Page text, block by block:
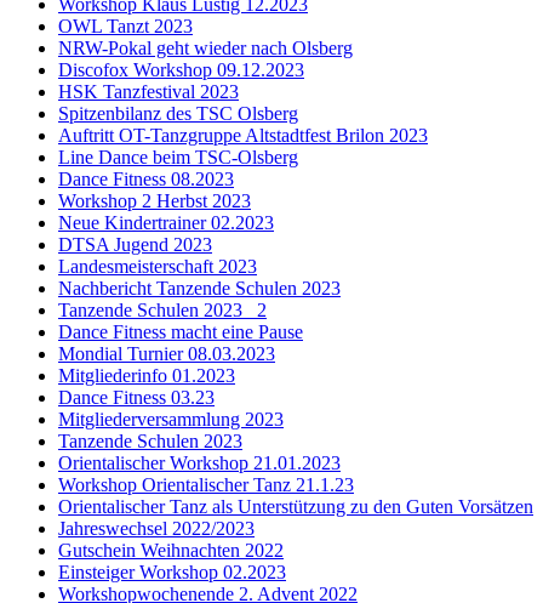
OWL Tanzt 2023
NRW-Pokal geht wieder nach Olsberg
Discofox Workshop 09.12.2023
HSK Tanzfestival 2023
Spitzenbilanz des TSC Olsberg
Auftritt OT-Tanzgruppe Altstadtfest Brilon 2023
Line Dance beim TSC-Olsberg
Dance Fitness 08.2023
Workshop 2 Herbst 2023
Neue Kindertrainer 02.2023
DTSA Jugend 2023
Landesmeisterschaft 2023
Nachbericht Tanzende Schulen 2023
Tanzende Schulen 2023 _2
Dance Fitness macht eine Pause
Mondial Turnier 08.03.2023
Mitgliederinfo 01.2023
Dance Fitness 03.23
Mitgliederversammlung 2023
Tanzende Schulen 2023
Orientalischer Workshop 21.01.2023
Workshop Orientalischer Tanz 21.1.23
Orientalischer Tanz als Unterstützung zu den Guten Vorsätzen
Jahreswechsel 2022/2023
Gutschein Weihnachten 2022
Einsteiger Workshop 02.2023
Workshopwochenende 2. Advent 2022